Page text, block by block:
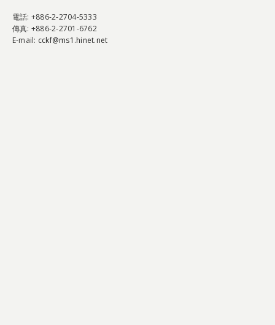
電話: +886-2-2704-5333
傳真: +886-2-2701-6762
E-mail: cckf@ms1.hinet.net